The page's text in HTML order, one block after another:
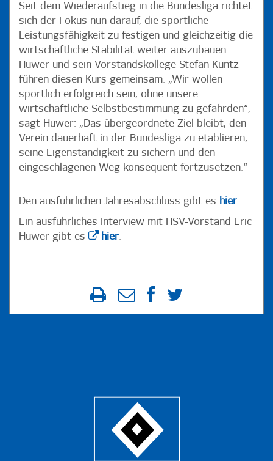
Seit dem Wiederaufstieg in die Bundesliga richtet
sich der Fokus nun darauf, die sportliche
Leistungsfähigkeit zu festigen und gleichzeitig die
wirtschaftliche Stabilität weiter auszubauen.
Huwer und sein Vorstandskollege Stefan Kuntz
führen diesen Kurs gemeinsam. „Wir wollen
sportlich erfolgreich sein, ohne unsere
wirtschaftliche Selbstbestimmung zu gefährden“,
sagt Huwer: „Das übergeordnete Ziel bleibt, den
Verein dauerhaft in der Bundesliga zu etablieren,
seine Eigenständigkeit zu sichern und den
eingeschlagenen Weg konsequent fortzusetzen.“
Den ausführlichen Jahresabschluss gibt es hier.
Ein ausführliches Interview mit HSV-Vorstand Eric
Huwer gibt es
hier.